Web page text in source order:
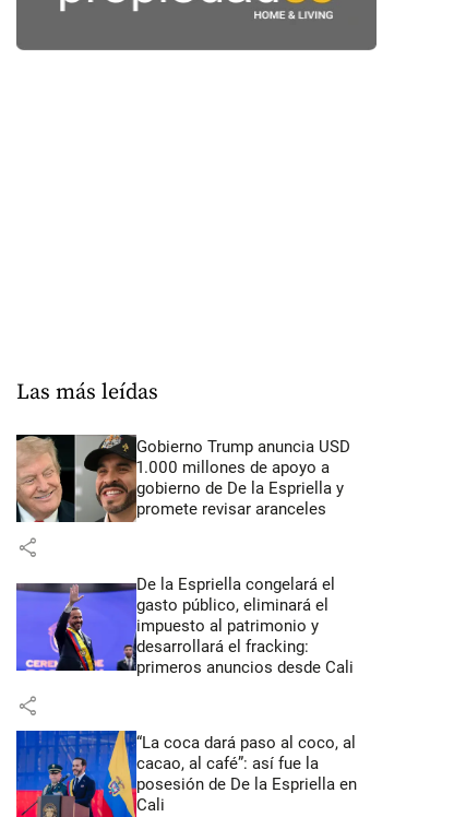
Las más leídas
Gobierno Trump anuncia USD
1.000 millones de apoyo a
gobierno de De la Espriella y
promete revisar aranceles
share
De la Espriella congelará el
gasto público, eliminará el
impuesto al patrimonio y
desarrollará el fracking:
primeros anuncios desde Cali
share
“La coca dará paso al coco, al
cacao, al café”: así fue la
posesión de De la Espriella en
Cali